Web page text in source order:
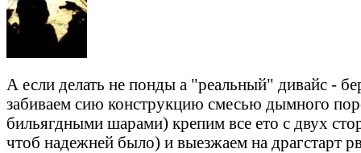
А если делать не понды а "реальный" дивайс -
забиваем сию конструкцию смесью дымного
бильягдными шарами) крепим все ето с двух
чтоб надежней было) и выезжаем на драгстарт